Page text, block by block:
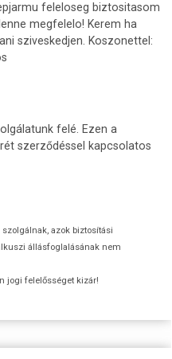
feleloseg biztositasom
megfelelo! Kerem ha
sziveskedjen. Koszonettel:
felé. Ezen a
szerződéssel kapcsolatos
azok biztosítási
állásfoglalásának nem
jogi felelősséget kizár!